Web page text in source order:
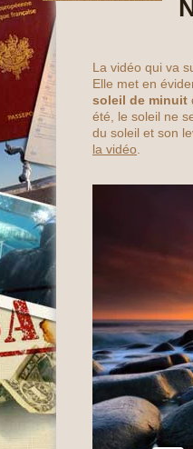
La vidéo qui va
Elle met en
soleil de minuit
été, le soleil ne
du soleil et son
la vidéo